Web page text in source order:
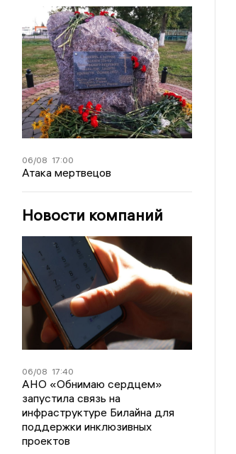
06/08 17:00
Атака мертвецов
Новости компаний
06/08 17:40
АНО «Обнимаю сердцем»
запустила связь на
инфраструктуре Билайна для
поддержки инклюзивных
проектов